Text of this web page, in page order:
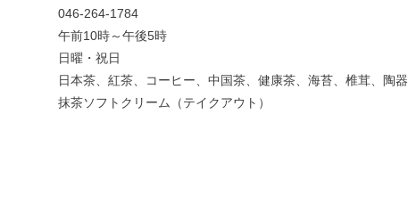
046-264-1784
午前10時～午後5時
日曜・祝日
日本茶、紅茶、コーヒー、中国茶、健康茶、海苔、椎茸、陶器
抹茶ソフトクリーム（テイクアウト）